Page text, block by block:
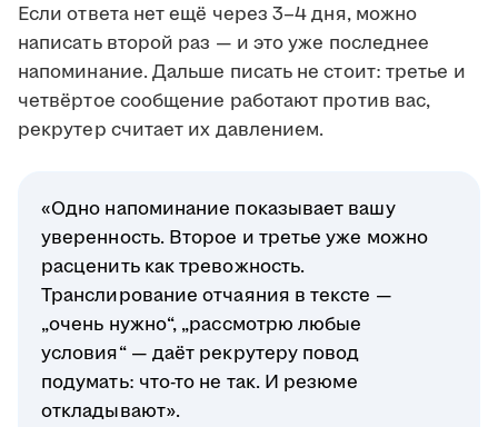
Если ответа нет ещё через 3–4 дня, можно
написать второй раз — и это уже последнее
напоминание. Дальше писать не стоит: третье и
четвёртое сообщение работают против вас,
рекрутер считает их давлением.
«Одно напоминание показывает вашу
уверенность. Второе и третье уже можно
расценить как тревожность.
Транслирование отчаяния в тексте —
„очень нужно“, „рассмотрю любые
условия“ — даёт рекрутеру повод
подумать: что-то не так. И резюме
откладывают».